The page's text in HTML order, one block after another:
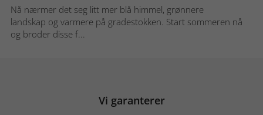
Nå nærmer det seg litt mer blå himmel, grønnere
landskap og varmere på gradestokken. Start sommeren nå
og broder disse f...
Vi garanterer